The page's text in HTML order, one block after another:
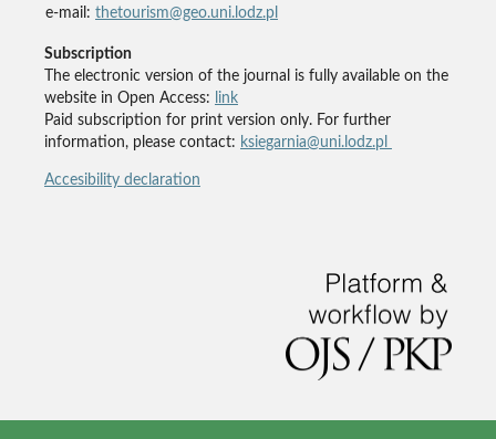
e-mail: thetourism@geo.uni.lodz.pl
Subscription
The electronic version of the journal is fully available on the
website in Open Access:
link
Paid subscription for print version only. For further
information, please contact: ksiegarnia@uni.lodz.pl
Accesibility declaration